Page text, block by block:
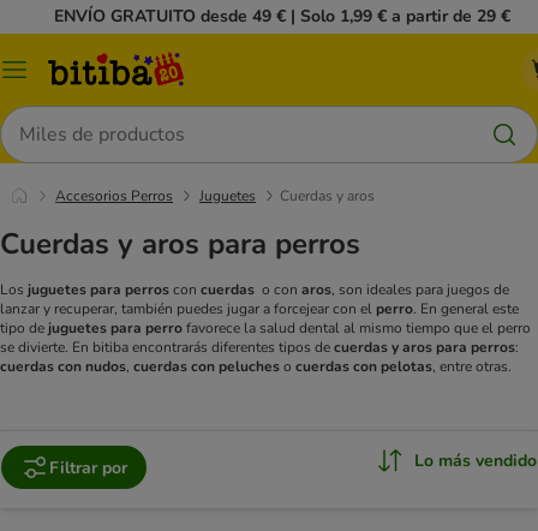
ENVÍO GRATUITO desde 49 € | Solo 1,99 € a partir de 29 €
Menú
Buscar
Accesorios Perros Juguetes Cuerdas y aros
Cuerdas y aros para perros
Los juguetes para perroscon cuerdas o con aros, son ideales para juegos de
lanzar y recuperar, también puedes jugar a forcejear con el perro. En general este
tipo de juguetes para perrofavorece la salud dental al mismo tiempo que el perro
se divierte. En bitiba encontrarás diferentes tipos decuerdas y aros para perros:
cuerdas con nudos, cuerdas con pelucheso cuerdas con pelotas, entre otras.
Filtrar por Lo más vendido